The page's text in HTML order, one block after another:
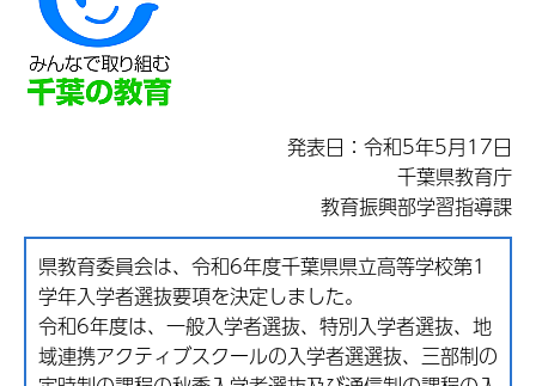
発表日：令和5年5月17日
千葉県教育庁
教育振興部学習指導課
県教育委員会は、令和6年度千葉県県立高等学校第1
学年入学者選抜要項を決定しました。
令和6年度は、一般入学者選抜、特別入学者選抜、地
域連携アクティブスクールの入学者選選抜、三部制の